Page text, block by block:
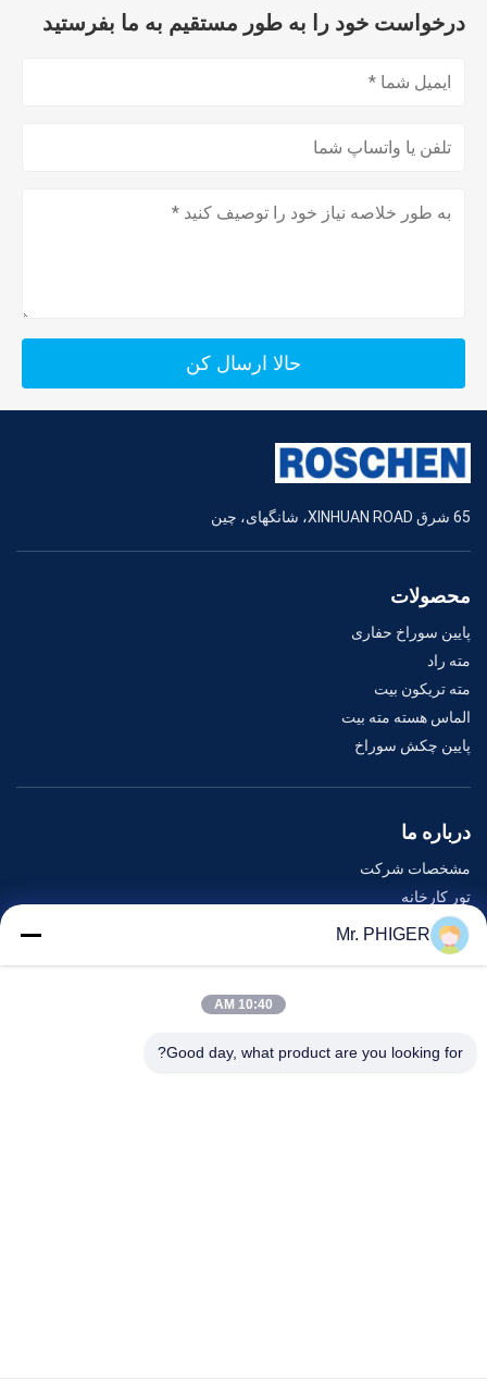
درخواست خود را به طور مستقیم به ما بفرستید
حالا ارسال کن
65 شرق XINHUAN ROAD، شانگهای، چین
محصولات
پایین سوراخ حفاری
مته راد
مته تریکون بیت
الماس هسته مته بیت
پایین چکش سوراخ
درباره ما
مشخصات شرکت
تور کارخانه
کنترل کیفیت
نقشه سایت
رویدادها
Mr. PHIGER
10:40 AM
Good day, what product are you looking for?